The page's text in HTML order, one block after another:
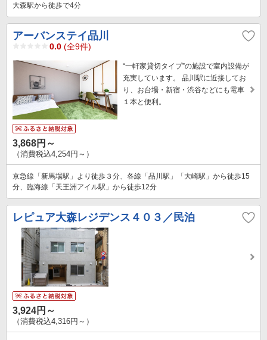
大森駅から徒歩で4分
アーバンステイ品川
0.0 (全9件)
“一軒家貸切タイプ”の施設で室内設備が
充実しています。 品川駅に近接してお
り、お台場・新宿・渋谷などにも電車
１本と便利。
3,868円～
（消費税込4,254円～）
京急線「新馬場駅」より徒歩３分、各線「品川駅」「大崎駅」から徒歩15
分、臨海線「天王洲アイル駅」から徒歩12分
レピュア大森レジデンス４０３／民泊
3,924円～
（消費税込4,316円～）